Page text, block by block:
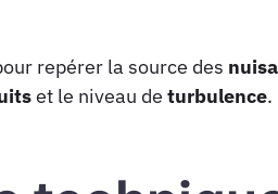
repérer la source des
et le niveau de turbulence.